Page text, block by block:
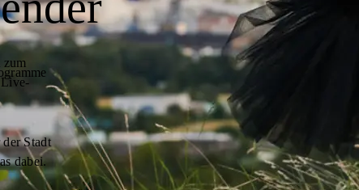
Live-
Stadt
dabei.